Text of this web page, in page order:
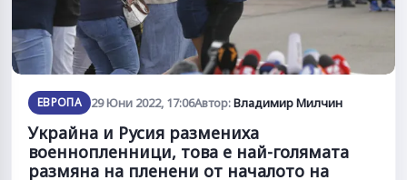
ЕВРОПА 29 Юни 2022, 17:06Автор:Владимир Милчин
Украйна и Русия размениха
военнопленници, това е най-голямата
размяна на пленени от началото на